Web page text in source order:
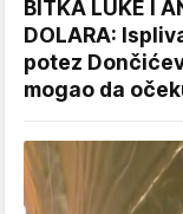
BITKA LUKE I
DOLARA:
potez
mogao da